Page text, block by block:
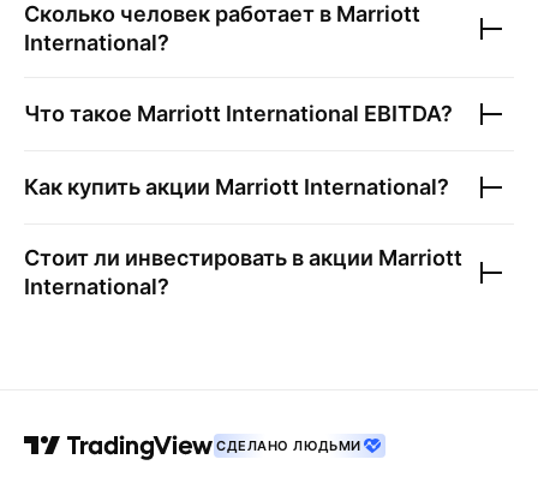
Сколько человек работает в Marriott
International?
Что такое Marriott International EBITDA?
Как купить акции Marriott International?
Стоит ли инвестировать в акции Marriott
International?
СДЕЛАНО ЛЮДЬМИ